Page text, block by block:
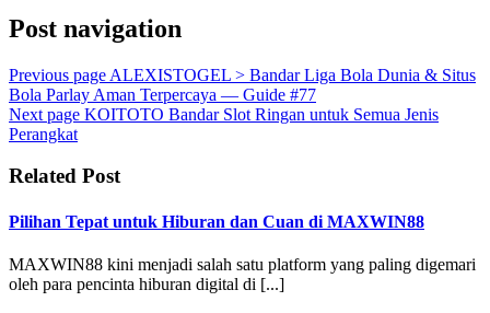
Post navigation
Previous page ALEXISTOGEL > Bandar Liga Bola Dunia & Situs
Bola Parlay Aman Terpercaya — Guide #77
Next page KOITOTO Bandar Slot Ringan untuk Semua Jenis
Perangkat
Related Post
Pilihan Tepat untuk Hiburan dan Cuan di MAXWIN88
MAXWIN88 kini menjadi salah satu platform yang paling digemari
oleh para pencinta hiburan digital di [...]